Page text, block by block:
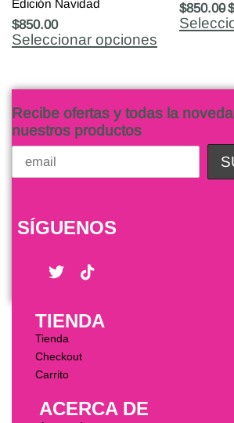
Edición Navidad
$850.00
Seleccionar opciones
$850.00$
Recibe ofertas y todas la
nuestros productos
SÍGUENOS
TIENDA
Tienda
Checkout
Carrito
ACERCA DE